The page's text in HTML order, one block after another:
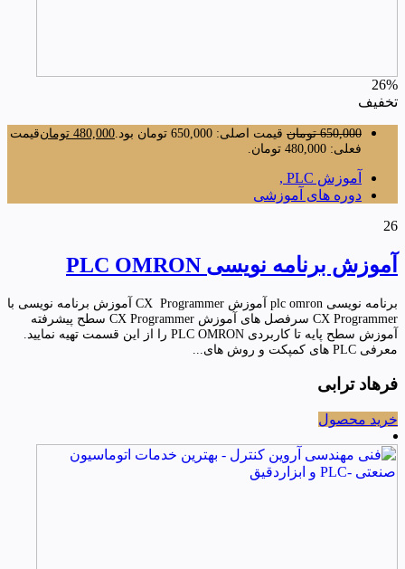
26%
تخفیف
650,000 تومان قیمت اصلی: 650,000 تومان بود. 480,000 تومانقیمت
فعلی: 480,000 تومان.
آموزش PLC ,
دوره های آموزشی
26
آموزش برنامه نویسی PLC OMRON
برنامه نویسی plc omron آموزش CX Programmer آموزش برنامه نویسی با
CX Programmer سرفصل های آموزش CX Programmer سطح پیشرفته
آموزش سطح پایه تا کاربردی PLC OMRON را از این قسمت تهیه نمایید.
معرفی PLC های کمپکت و روش های...
فرهاد ترابی
خرید محصول